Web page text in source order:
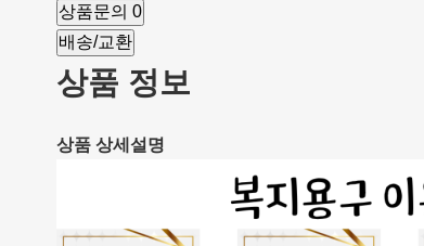
상품문의 0
배송/교환
상품 정보
상품 상세설명